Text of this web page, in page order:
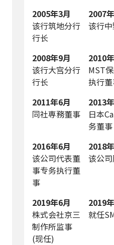
2005年3月
该行筑地分行
行长
2007
该行
2008年9月
该行大宫分行
行长
2010
MST
执行
2011年6月
同社専務董事
2013
日本
务董事
2016年6月
该公司代表董
事专务执行董
事
2018
该公
2019年6月
株式会社京三
制作所监事
(现任)
2019
就任